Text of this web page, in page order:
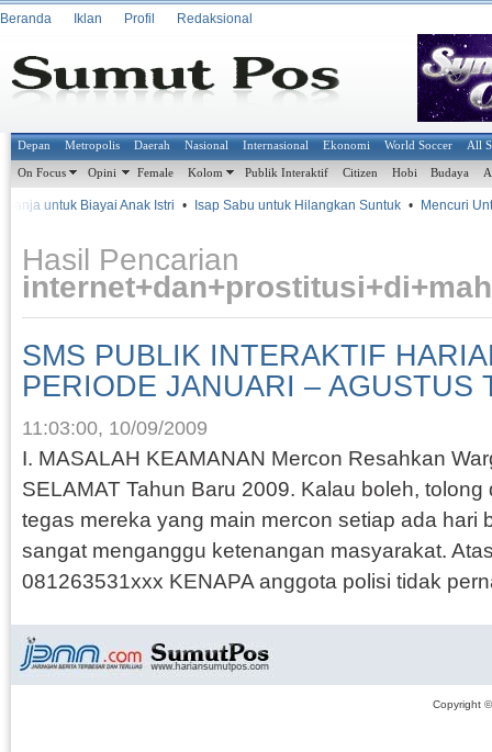
Beranda Iklan Profil Redaksional
Depan Metropolis Daerah Nasional Internasional Ekonomi World Soccer All
On Focus Opini Female Kolom Publik Interaktif Citizen Hobi Budaya
untuk Biayai Anak Istri • Isap Sabu untuk Hilangkan Suntuk • Mencuri
Hasil Pencarian
SMS PUBLIK INTERAKTIF
PERIODE JANUARI – AGUSTUS
11:03:00, 10/09/2009
I. MASALAH KEAMANAN Mercon Resahkan
SELAMAT Tahun Baru 2009. Kalau boleh,
tegas mereka yang main mercon setiap ada hari
sangat menganggu ketenangan masyarakat.
081263531xxx KENAPA anggota polisi tidak
Copyright